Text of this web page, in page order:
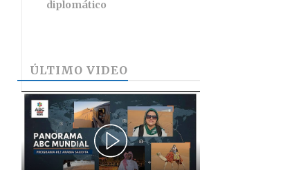
diplomático
ÚLTIMO VIDEO